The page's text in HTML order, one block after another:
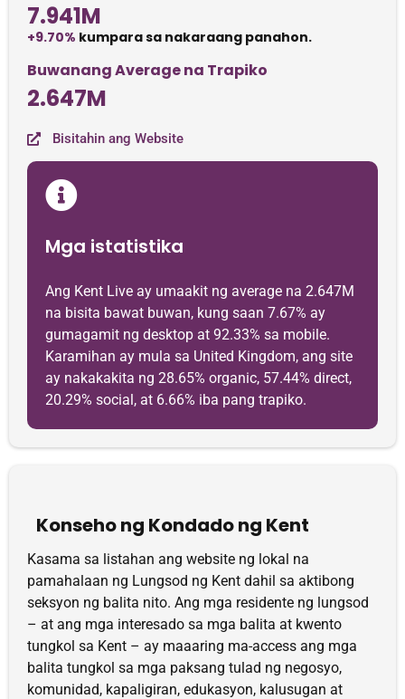
7.941M
+9.70% kumpara sa nakaraang panahon.
Buwanang Average na Trapiko
2.647M
Bisitahin ang Website
Mga istatistika
Ang Kent Live ay umaakit ng average na 2.647M
na bisita bawat buwan, kung saan 7.67% ay
gumagamit ng desktop at 92.33% sa mobile.
Karamihan ay mula sa United Kingdom, ang site
ay nakakakita ng 28.65% organic, 57.44% direct,
20.29% social, at 6.66% iba pang trapiko.
Konseho ng Kondado ng Kent
Kasama sa listahan ang website ng lokal na
pamahalaan ng Lungsod ng Kent dahil sa aktibong
seksyon ng balita nito. Ang mga residente ng lungsod
– at ang mga interesado sa mga balita at kwento
tungkol sa Kent – ​​ay maaaring ma-access ang mga
balita tungkol sa mga paksang tulad ng negosyo,
komunidad, kapaligiran, edukasyon, kalusugan at